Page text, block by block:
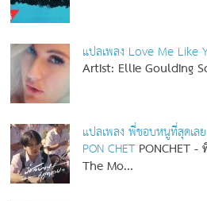
แปลเพลง Love Me Like
Artist: Ellie Goulding
แปลเพลง พี่ชอบหนูที่สุดเ
PON CHET PONCHET
The Mo...